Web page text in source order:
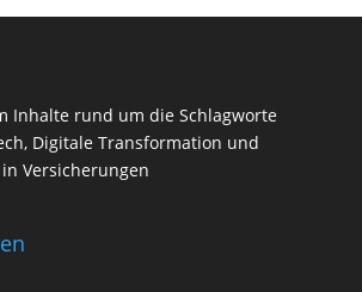
Inhalte rund um die Schlagworte
Digitale Transformation und
Versicherungen